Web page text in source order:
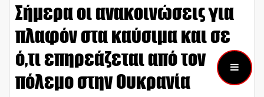
Σήμερα οι ανακοινώσεις για
πλαφόν στα καύσιμα και σε
ό,τι επηρεάζεται από τον
πόλεμο στην Ουκρανία